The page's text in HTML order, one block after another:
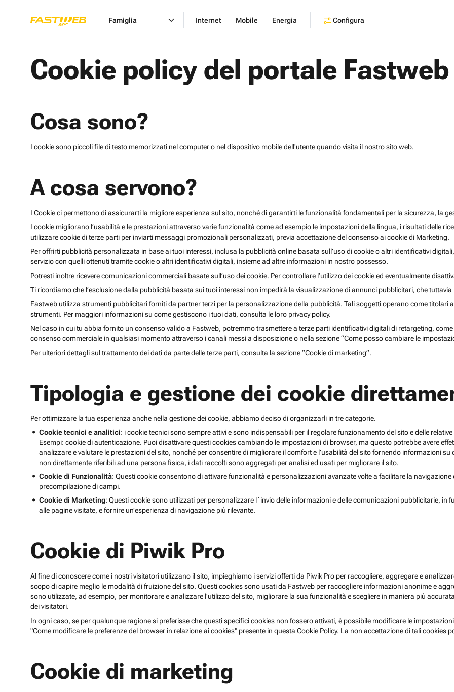
Famiglia Internet Mobile Energia Configura
Cookie policy del portale Fastweb
Cosa sono?
I cookie sono piccoli file di testo memorizzati nel computer o nel dispositivo mobile dell'utente quando visita il nostro sito web.
A cosa servono?
I Cookie ci permettono di assicurarti la migliore esperienza sul sito, nonché di garantirti le funzionalità fondamentali per la sicurezza, la
I cookie migliorano l’usabilità e le prestazioni attraverso varie funzionalità come ad esempio le impostazioni della lingua, i risultati delle
utilizzare cookie di terze parti per inviarti messaggi promozionali personalizzati, previa accettazione del consenso ai cookie di Marketing.
Per offrirti pubblicità personalizzata in base ai tuoi interessi, inclusa la pubblicità online basata sull’uso di cookie o altri identificativi
servizio con quelli ottenuti tramite cookie o altri identificativi digitali, insieme ad altre informazioni in nostro possesso.
Potresti inoltre ricevere comunicazioni commerciali basate sull’uso dei cookie. Per controllare l’utilizzo dei cookie ed eventualmente
Ti ricordiamo che l’esclusione dalla pubblicità basata sui tuoi interessi non impedirà la visualizzazione di annunci pubblicitari, che
Fastweb utilizza strumenti pubblicitari forniti da partner terzi per la personalizzazione della pubblicità. Tali soggetti operano come
strumenti. Per maggiori informazioni su come gestiscono i tuoi dati, consulta le loro privacy policy.
Nel caso in cui tu abbia fornito un consenso valido a Fastweb, potremmo trasmettere a terze parti identificativi digitali di retargeting,
consenso commerciale in qualsiasi momento attraverso i canali messi a disposizione o nella sezione “Come posso cambiare le
Per ulteriori dettagli sul trattamento dei dati da parte delle terze parti, consulta la sezione “Cookie di marketing”.
Tipologia e gestione dei cookie
Per ottimizzare la tua esperienza anche nella gestione dei cookie, abbiamo deciso di organizzarli in tre categorie.
Cookie tecnici e analitici: i cookie tecnici sono sempre attivi e sono indispensabili per il regolare funzionamento del sito e delle
Esempi: cookie di autenticazione. Puoi disattivare questi cookies cambiando le impostazioni di browser, ma questo potrebbe avere
analizzare e valutare le prestazioni del sito, nonché per consentire di migliorare il comfort e l’usabilità del sito fornendo informazioni
non direttamente riferibili ad una persona fisica, i dati raccolti sono aggregati per analisi ed usati per migliorare il sito.
Cookie di Funzionalità: Questi cookie consentono di attivare funzionalità e personalizzazioni avanzate volte a facilitare la
precompilazione di campi.
Cookie di Marketing: Questi cookie sono utilizzati per personalizzare l´invio delle informazioni e delle comunicazioni pubblicitarie, in
alle pagine visitate, e fornire un’esperienza di navigazione più rilevante.
Cookie di Piwik Pro
Al fine di conoscere come i nostri visitatori utilizzano il sito, impieghiamo i servizi offerti da Piwik Pro per raccogliere, aggregare e
scopo di capire meglio le modalità di fruizione del sito. Questi cookies sono usati da Fastweb per raccogliere informazioni anonime e
sono utilizzate, ad esempio, per monitorare e analizzare l'utilizzo del sito, migliorare la sua funzionalità e scegliere in maniera più
dei visitatori.
In ogni caso, se per qualunque ragione si preferisse che questi specifici cookies non fossero attivati, è possibile modificare le
"Come modificare le preferenze del browser in relazione ai cookies" presente in questa Cookie Policy. La non accettazione di tali cookies
Cookie di marketing